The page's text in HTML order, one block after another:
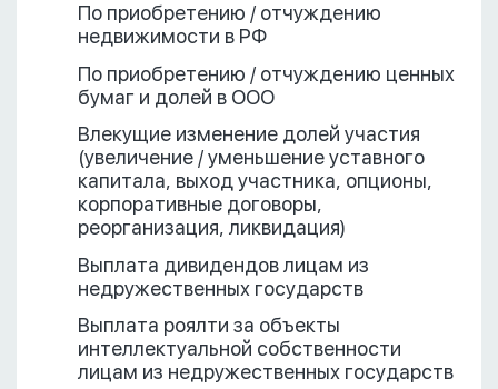
По приобретению / отчуждению
недвижимости в РФ
По приобретению / отчуждению ценных
бумаг и долей в ООО
Влекущие изменение долей участия
(увеличение / уменьшение уставного
капитала, выход участника, опционы,
корпоративные договоры,
реорганизация, ликвидация)
Выплата дивидендов лицам из
недружественных государств
Выплата роялти за объекты
интеллектуальной собственности
лицам из недружественных государств